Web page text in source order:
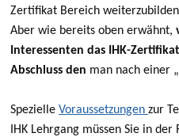
Zertifikat Bereich
Aber wie bereits oben erwähnt,
Interessenten das IHK-
Abschluss den man nach einer
Spezielle Voraussetzungen zur
IHK Lehrgang müssen Sie in